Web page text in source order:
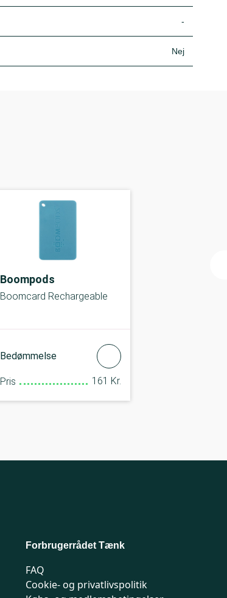
-
Nej
Boompods
Boomcard Rechargeable
Bedømmelse
Pris 161 Kr.
Forbrugerrådet Tænk
FAQ
Cookie- og privatlivspolitik